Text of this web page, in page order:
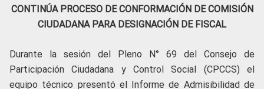
CONTINÚA PROCESO DE CONFORMACIÓN DE COMISIÓN
CIUDADANA PARA DESIGNACIÓN DE FISCAL
Durante la sesión del Pleno N° 69 del Consejo de
Participación Ciudadana y Control Social (CPCCS) el
equipo técnico presentó el Informe de Admisibilidad de